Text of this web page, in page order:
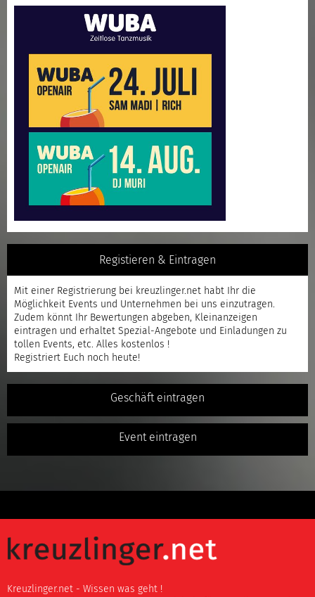
Registieren & Eintragen
Mit einer Registrierung bei kreuzlinger.net habt Ihr die
Möglichkeit Events und Unternehmen bei uns einzutragen.
Zudem könnt Ihr Bewertungen abgeben, Kleinanzeigen
eintragen und erhaltet Spezial-Angebote und Einladungen zu
tollen Events, etc. Alles kostenlos !
Registriert Euch noch heute!
Geschäft eintragen
Event eintragen
Kreuzlinger.net - Wissen was geht !